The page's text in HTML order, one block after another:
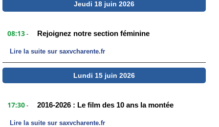
Jeudi 18 juin 2026
08:13 - Rejoignez notre section féminine
Lire la suite sur saxvcharente.fr
Lundi 15 juin 2026
17:30 - 2016-2026 : Le film des 10 ans la montée
Lire la suite sur saxvcharente.fr